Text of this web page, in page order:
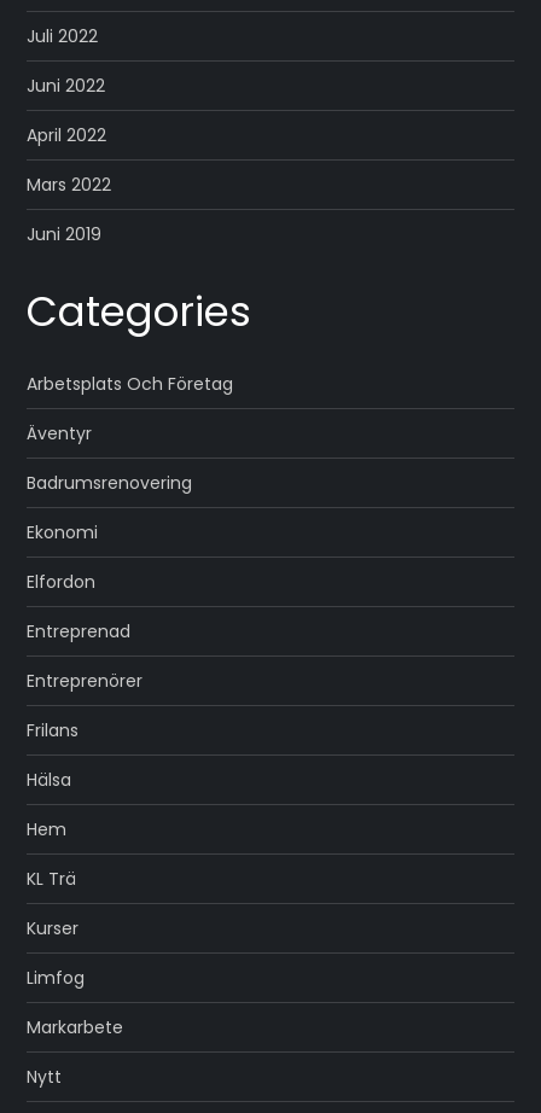
Juli 2022
Juni 2022
April 2022
Mars 2022
Juni 2019
Categories
Arbetsplats Och Företag
Äventyr
Badrumsrenovering
Ekonomi
Elfordon
Entreprenad
Entreprenörer
Frilans
Hälsa
Hem
KL Trä
Kurser
Limfog
Markarbete
Nytt